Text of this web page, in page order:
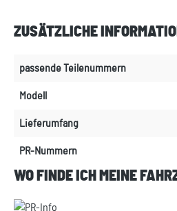
ZUSÄTZLICHE
passende Teilenummern
Modell
Lieferumfang
PR-Nummern
WO FINDE ICH MEINE